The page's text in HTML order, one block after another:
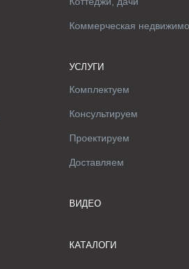
Коммерческая
УСЛУГИ
Комплектуем
Консультируем
Проектируем
Доставляем
ВИДЕО
КАТАЛОГИ